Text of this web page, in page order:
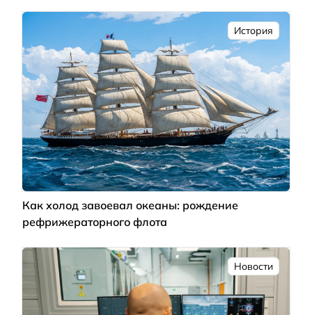
История
Как холод завоевал океаны: рождение
рефрижераторного флота
Новости